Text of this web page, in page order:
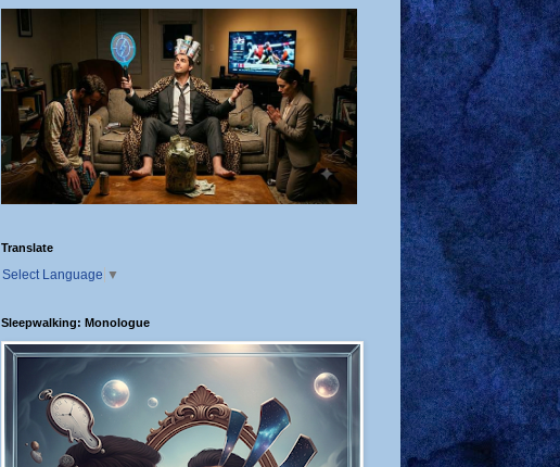
Translate
Select Language ▼
Sleepwalking: Monologue